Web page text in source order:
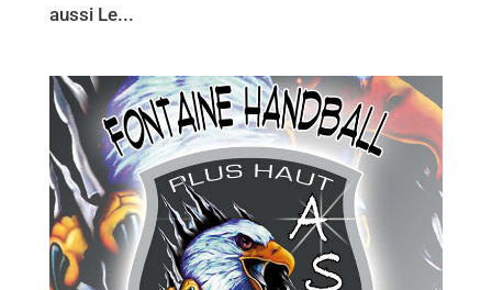
aussi Le...